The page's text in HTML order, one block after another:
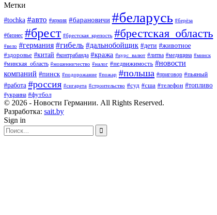
Метки
#tochka #авто #армия #барановичи #беларусь #берёза
#бизнес #брест #брестская_крепость #брестская_область
#вело #германия #гибель #дальнобойщик #дети #животное
#здоровье #китай #контрабанда #кража #курс_валют #литва #медицина #минск
#минская_область #мошенничество #налог #недвижимость #новости
компаний #пинск #подорожание #пожар #польша #приговор #пьяный
#работа #россия #сигарета #строительство #суд #сша #телефон #топливо
#украина #футбол
© 2026 - Новости Германии. All Rights Reserved.
Разработка: sait.by
Sign in